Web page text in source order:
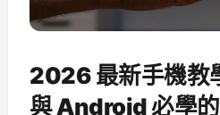
2026 最新手機教
與 Android 必學